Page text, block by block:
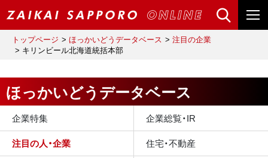
トップページ ほっかいどうデータベース
注目の企業
キリンビール北海道統括本部
ほっかいどうデータベース
企業特集
企業総覧・IR
注目の人・企業
住宅・不動産